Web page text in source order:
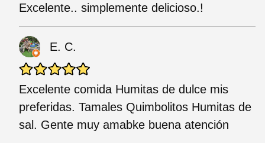
Excelente.. simplemente delicioso.!
E. C.
Excelente comida Humitas de dulce mis
preferidas. Tamales Quimbolitos Humitas de
sal. Gente muy amabke buena atención